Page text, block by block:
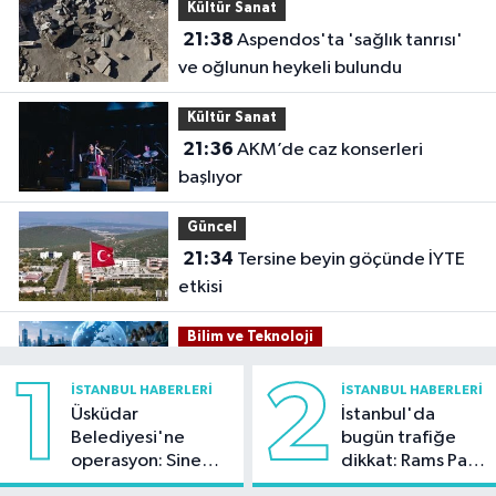
Kültür Sanat
21:38
ve oğlunun heykeli bulundu
Kültür Sanat
21:36
başlıyor
Güncel
21:34
etkisi
Bilim ve Teknoloji
oranı yüzde 92,3 oldu
Bilim ve Teknoloji
1 İSTANBUL HABERLERI
Üsküdar
Belediyesi'ne
operasyon: Sinem
Dedetaş'a
2 İSTANBUL HABERLERI
İstanbul'da
bugün trafiğe
dikkat: Rams Park
çevresinde bazı